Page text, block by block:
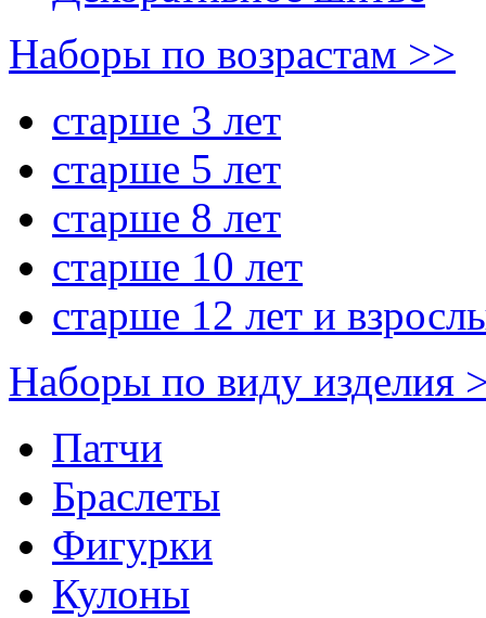
Наборы по возрастам >>
старше 3 лет
старше 5 лет
старше 8 лет
старше 10 лет
старше 12 лет и
Наборы по виду изделия
Патчи
Браслеты
Фигурки
Кулоны